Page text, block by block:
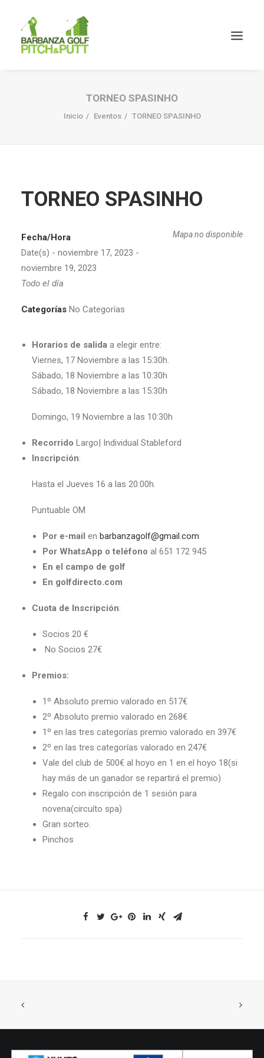
TORNEO SPASINHO
Inicio Eventos TORNEO SPASINHO
TORNEO SPASINHO
Mapa no disponible
Fecha/Hora
Date(s) - noviembre 17, 2023 -
noviembre 19, 2023
Todo el día
Categorías No Categorías
Horarios de salida a elegir entre:
Viernes, 17 Noviembre a las 15:30h.
Sábado, 18 Noviembre a las 10:30h
Sábado, 18 Noviembre a las 15:30h
Domingo, 19 Noviembre a las 10:30h
Recorrido Largo| Individual Stableford
Inscripción:
Hasta el Jueves 16 a las 20:00h.
Puntuable OM
Por e-mail en barbanzagolf@gmail.com
Por WhatsApp o teléfono al 651 172 945
En el campo de golf
En golfdirecto.com
Cuota de Inscripción:
Socios 20 €
No Socios 27€
Premios:
1º Absoluto premio valorado en 517€
2º Absoluto premio valorado en 268€
1º en las tres categorías premio valorado en 397€
2º en las tres categorías valorado en 247€
Vale del club de 500€ al hoyo en 1 en el hoyo 18(si
hay más de un ganador se repartirá el premio)
Regalo con inscripción de 1 sesión para
novena(circuíto spa)
Gran sorteo.
Pinchos